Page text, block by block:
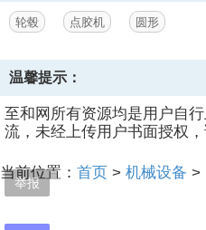
举报
轮毂 点胶机 圆形
温馨提示：
至和网所有资源均是用户自
流，未经上传用户书面授权，
当前位置： 首页 > 机械设备 >